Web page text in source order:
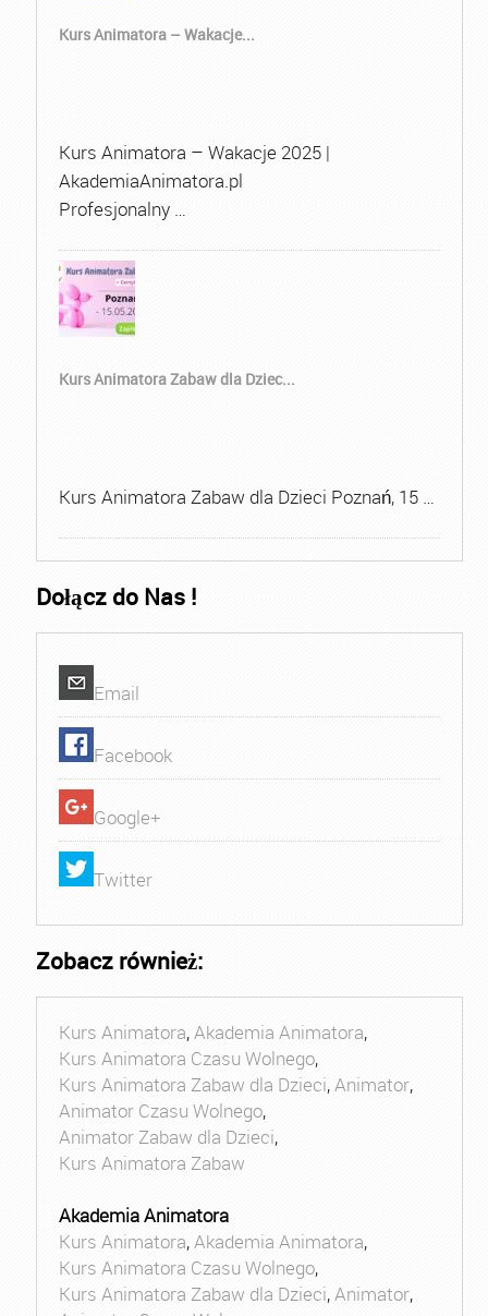
Kurs Animatora – Wakacje...
Kurs Animatora – Wakacje 2025 |
AkademiaAnimatora.pl
Profesjonalny …
Kurs Animatora Zabaw dla Dziec...
Kurs Animatora Zabaw dla Dzieci Poznań, 15 …
Dołącz do Nas !
Email
Facebook
Google+
Twitter
Zobacz również:
Kurs Animatora,Akademia Animatora,
Kurs Animatora Czasu Wolnego,
Kurs Animatora Zabaw dla Dzieci,Animator,
Animator Czasu Wolnego,
Animator Zabaw dla Dzieci,
Kurs Animatora Zabaw
Akademia Animatora
Kurs Animatora,Akademia Animatora,
Kurs Animatora Czasu Wolnego,
Kurs Animatora Zabaw dla Dzieci,Animator,